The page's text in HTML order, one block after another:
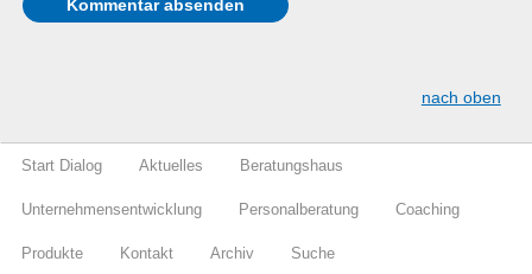
nach oben
Start Dialog Aktuelles Beratungshaus
Unternehmensentwicklung Personalberatung Coaching
Produkte Kontakt Archiv Suche